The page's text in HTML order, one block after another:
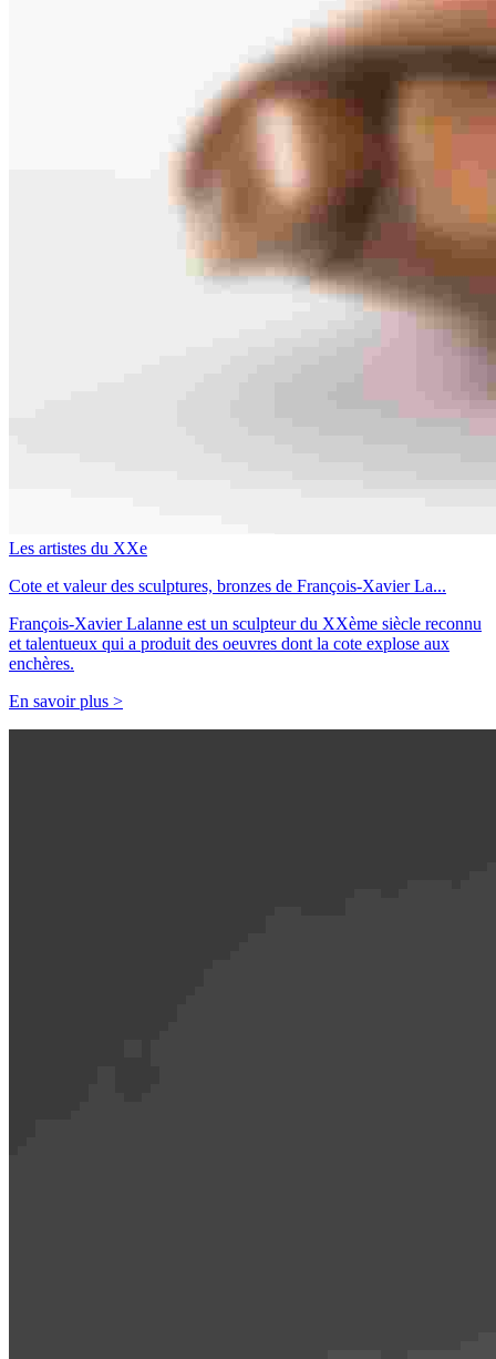
Les artistes du XXe
Cote et valeur des sculptures, bronzes de François-Xavier La...
François-Xavier Lalanne est un sculpteur du XXème siècle reconnu
et talentueux qui a produit des oeuvres dont la cote explose aux
enchères.
En savoir plus >